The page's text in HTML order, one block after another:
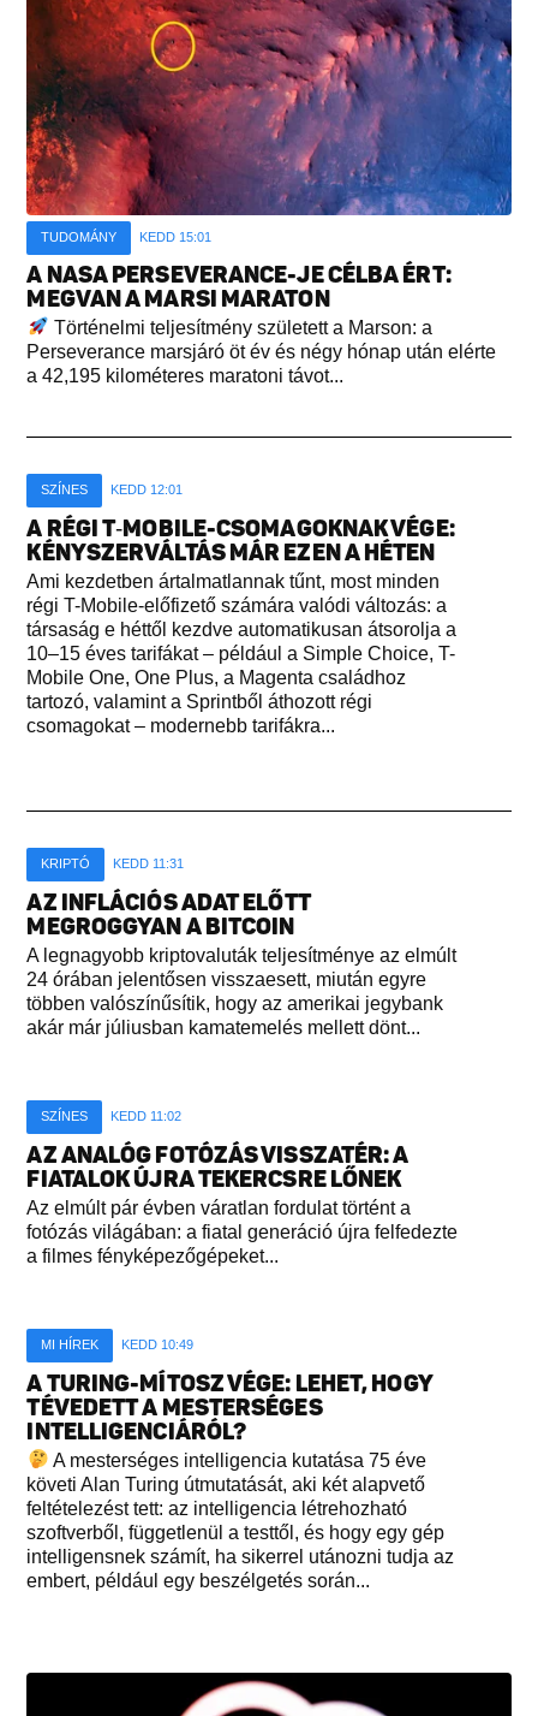
TUDOMÁNY KEDD 15:01
A NASA PERSEVERANCE-JE CÉLBA ÉRT:
MEGVAN A MARSI MARATON
Történelmi teljesítmény született a Marson: a
Perseverance marsjáró öt év és négy hónap után elérte
a 42,195 kilométeres maratoni távot...
SZÍNES KEDD 12:01
A RÉGI T‑MOBILE-CSOMAGOKNAK VÉGE:
KÉNYSZERVÁLTÁS MÁR EZEN A HÉTEN
Ami kezdetben ártalmatlannak tűnt, most minden
régi T-Mobile-előfizető számára valódi változás: a
társaság e héttől kezdve automatikusan átsorolja a
10–15 éves tarifákat – például a Simple Choice, T-
Mobile One, One Plus, a Magenta családhoz
tartozó, valamint a Sprintből áthozott régi
csomagokat – modernebb tarifákra...
KRIPTÓ KEDD 11:31
AZ INFLÁCIÓS ADAT ELŐTT
MEGROGGYAN A BITCOIN
A legnagyobb kriptovaluták teljesítménye az elmúlt
24 órában jelentősen visszaesett, miután egyre
többen valószínűsítik, hogy az amerikai jegybank
akár már júliusban kamatemelés mellett dönt...
SZÍNES KEDD 11:02
AZ ANALÓG FOTÓZÁS VISSZATÉR: A
FIATALOK ÚJRA TEKERCSRE LŐNEK
Az elmúlt pár évben váratlan fordulat történt a
fotózás világában: a fiatal generáció újra felfedezte
a filmes fényképezőgépeket...
MI HÍREK KEDD 10:49
A TURING-MÍTOSZ VÉGE: LEHET, HOGY
TÉVEDETT A MESTERSÉGES
INTELLIGENCIÁRÓL?
A mesterséges intelligencia kutatása 75 éve
követi Alan Turing útmutatását, aki két alapvető
feltételezést tett: az intelligencia létrehozható
szoftverből, függetlenül a testtől, és hogy egy gép
intelligensnek számít, ha sikerrel utánozni tudja az
embert, például egy beszélgetés során...